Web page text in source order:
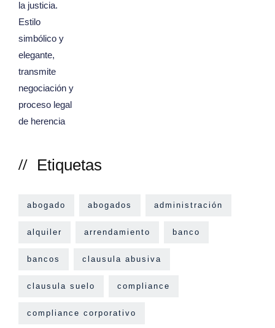
Etiquetas
abogado abogados administración
alquiler arrendamiento banco
bancos clausula abusiva
clausula suelo compliance
compliance corporativo